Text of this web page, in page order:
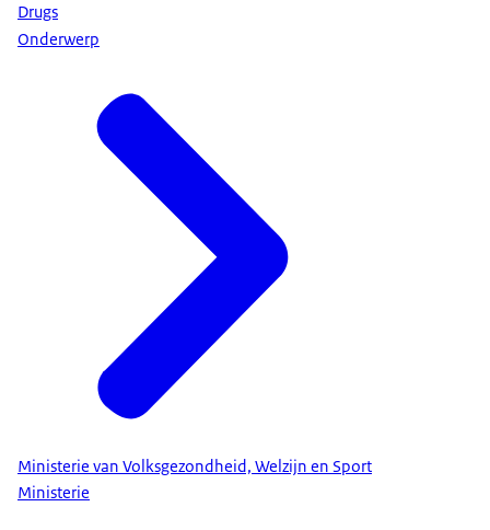
Drugs
Onderwerp
Ministerie van Volksgezondheid, Welzijn en Sport
Ministerie